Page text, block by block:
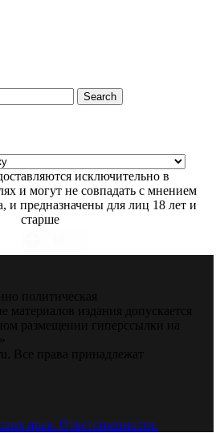
Search
исключительно в
и могут не совпадать с мнением
и предназначены для лиц 18 лет и
старше
политическая
материалов издания допускается
размещении гиперссылки на
Все права принадлежат
прав. Ответственности.